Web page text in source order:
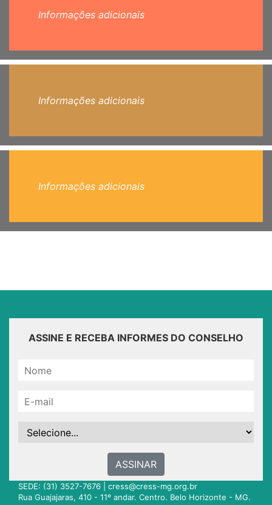
Informações adicionais
Informações adicionais
Informações adicionais
ASSINE E RECEBA INFORMES DO CONSELHO
ASSINAR
SEDE: (31) 3527-7676 | cress@cress-mg.org.br
Rua Guajajaras, 410 - 11º andar. Centro. Belo Horizonte - MG.